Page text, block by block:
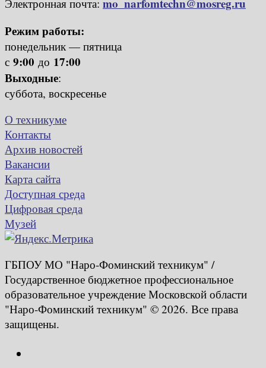
Электронная почта: mo_narfomtechn@mosreg.ru
Режим работы:
понедельник — пятница
с 9:00 до 17:00
Выходные:
суббота, воскресенье
О техникуме
Контакты
Архив новостей
Вакансии
Карта сайта
Доступная среда
Цифровая среда
Музей
ГБПОУ МО "Наро-Фоминский техникум" /
Государственное бюджетное профессиональное
образовательное учреждение Московской области
"Наро-Фоминский техникум" © 2026. Все права
защищены.